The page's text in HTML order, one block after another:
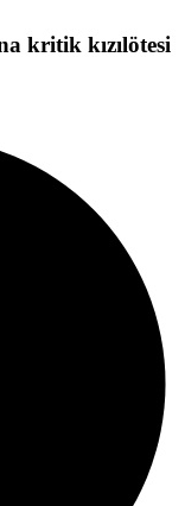
kritik kızılötesi